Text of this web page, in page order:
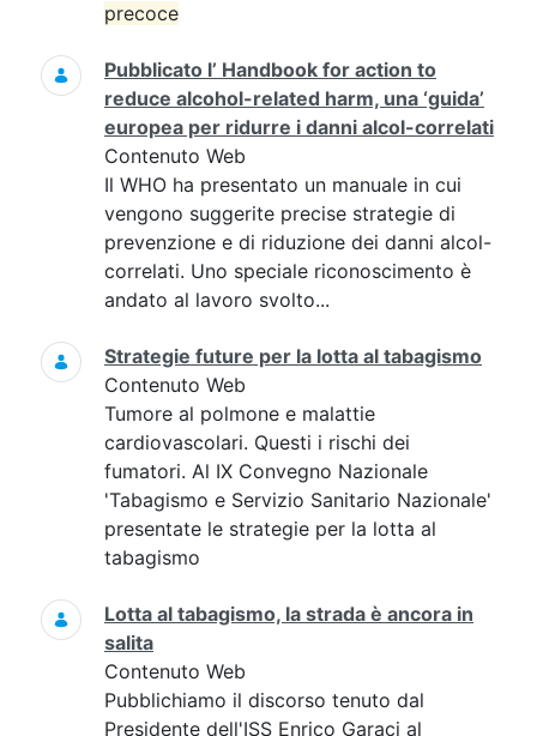
precoce
Pubblicato l’ Handbook for action to
reduce alcohol-related harm, una ‘guida’
europea per ridurre i danni alcol-correlati
Contenuto Web
Il WHO ha presentato un manuale in cui
vengono suggerite precise strategie di
prevenzione e di riduzione dei danni alcol-
correlati. Uno speciale riconoscimento è
andato al lavoro svolto...
Strategie future per la lotta al tabagismo
Contenuto Web
Tumore al polmone e malattie
cardiovascolari. Questi i rischi dei
fumatori. Al IX Convegno Nazionale
'Tabagismo e Servizio Sanitario Nazionale'
presentate le strategie per la lotta al
tabagismo
Lotta al tabagismo, la strada è ancora in
salita
Contenuto Web
Pubblichiamo il discorso tenuto dal
Presidente dell'ISS Enrico Garaci al